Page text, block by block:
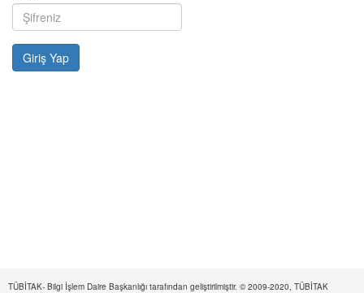
TÜBİTAK- Bilgi İşlem Daire Başkanlığı tarafından geliştirilmiştir. © 2009-2020, TÜBİTAK